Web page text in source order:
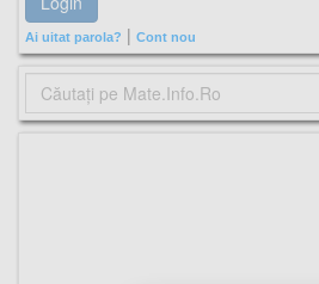
Ai uitat parola? | Cont nou